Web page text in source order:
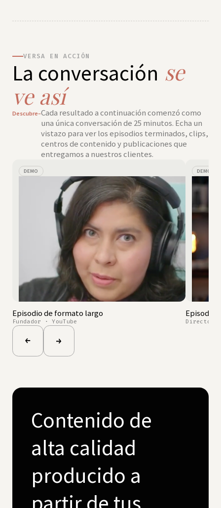
VERSA EN ACCIÓN
La conversación se
ve así
Descubre–Cada resultado a continuación comenzó como
una única conversación de 25 minutos. Echa un
vistazo para ver los episodios terminados, clips,
centros de contenido y publicaciones que
entregamos a nuestros clientes.
DEMO
Episodio de formato largo
Fundador · YouTube
DEMO
Episodio
Director
Contenido de
alta calidad
producido a